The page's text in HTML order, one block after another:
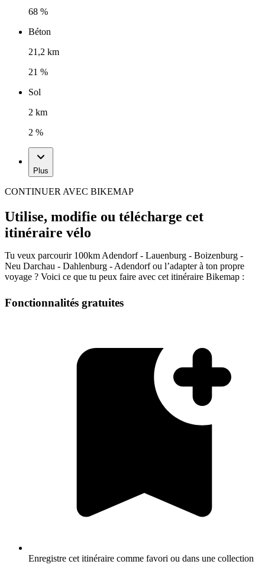
68 %
Béton
21,2 km
21 %
Sol
2 km
2 %
Plus
CONTINUER AVEC BIKEMAP
Utilise, modifie ou télécharge cet
itinéraire vélo
Tu veux parcourir 100km Adendorf - Lauenburg - Boizenburg -
Neu Darchau - Dahlenburg - Adendorf ou l’adapter à ton propre
voyage ? Voici ce que tu peux faire avec cet itinéraire Bikemap :
Fonctionnalités gratuites
Enregistre cet itinéraire comme favori ou dans une collection